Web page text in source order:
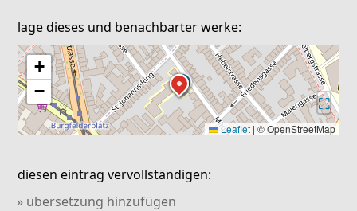
lage dieses und benachbarter werke:
+
−
⛶
Leaflet | © OpenStreetMap
diesen eintrag vervollständigen:
» übersetzung hinzufügen